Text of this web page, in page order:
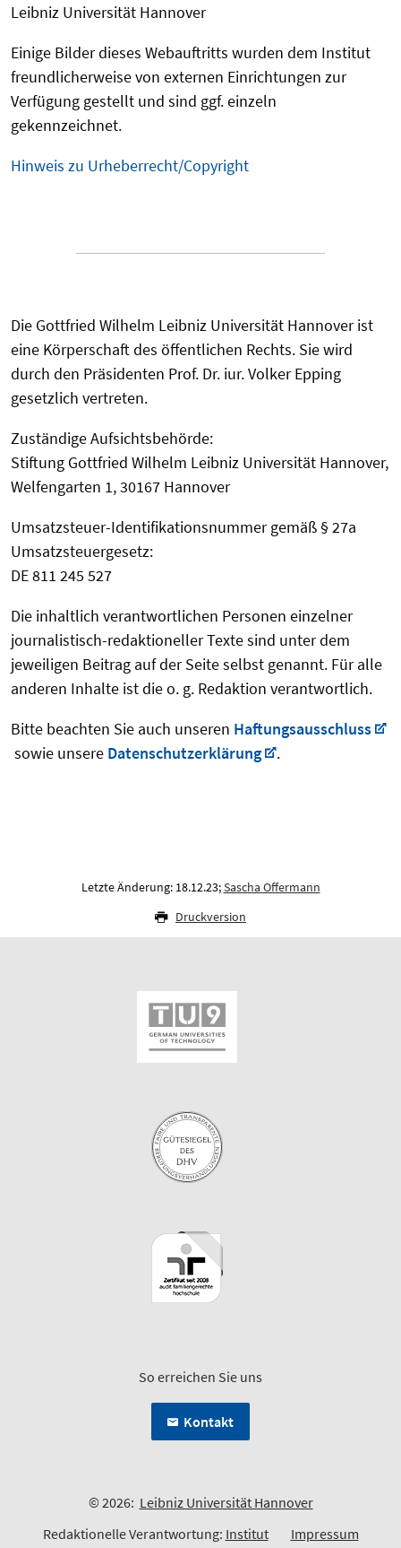
Leibniz Universität Hannover
Einige Bilder dieses Webauftritts wurden dem Institut
freundlicherweise von externen Einrichtungen zur
Verfügung gestellt und sind ggf. einzeln
gekennzeichnet.
Hinweis zu Urheberrecht/Copyright
Die Gottfried Wilhelm Leibniz Universität Hannover ist
eine Körperschaft des öffentlichen Rechts. Sie wird
durch den Präsidenten Prof. Dr. iur. Volker Epping
gesetzlich vertreten.
Zuständige Aufsichtsbehörde:
Stiftung Gottfried Wilhelm Leibniz Universität Hannover,
Welfengarten 1, 30167 Hannover
Umsatzsteuer-Identifikationsnummer gemäß § 27a
Umsatzsteuergesetz:
DE 811 245 527
Die inhaltlich verantwortlichen Personen einzelner
journalistisch-redaktioneller Texte sind unter dem
jeweiligen Beitrag auf der Seite selbst genannt. Für alle
anderen Inhalte ist die o. g. Redaktion verantwortlich.
Bitte beachten Sie auch unseren Haftungsausschluss
sowie unsere Datenschutzerklärung .
Letzte Änderung: 18.12.23;Sascha Offermann
Druckversion
So erreichen Sie uns
Kontakt
© 2026: Leibniz Universität Hannover
Redaktionelle Verantwortung: Institut Impressum